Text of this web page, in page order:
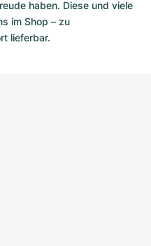
haben. Diese und viele
im Shop – zu
lieferbar.